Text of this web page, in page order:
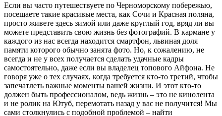
Если вы часто путешествуете по Черноморскому побережью,
посещаете такие красивые места, как Сочи и Красная поляна,
просто живете здесь зимой или даже круглый год, вряд ли вы
можете представить свою жизнь без фотографий. В кармане у
каждого из нас всегда находится смартфон, львиная доля
памяти которого обычно занята фото. Но, к сожалению, не
всегда и не у всех получается сделать удачные кадры
самостоятельно, даже если вы владелец топового Айфона. Не
говоря уже о тех случаях, когда требуется кто-то третий, чтобы
запечатлеть важные моменты вашей жизни. И этот кто-то
должен быть профессионалом, ведь жизнь – это не кинолента
и не ролик на Ютуб, перемотать назад у вас не получится! Мы
сами столкнулись с подобной проблемой – найти